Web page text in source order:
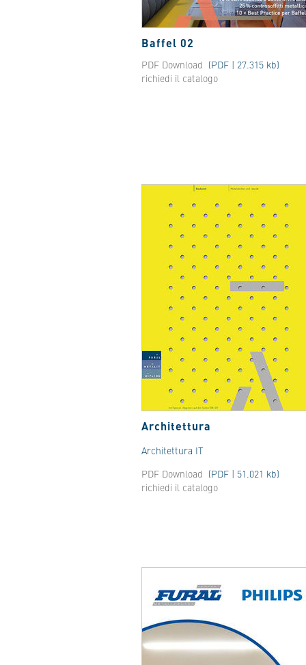
Baffel 02
PDF Download (PDF | 27.315 kb)
richiedi il catalogo
Architettura
Architettura IT
PDF Download (PDF | 51.021 kb)
richiedi il catalogo